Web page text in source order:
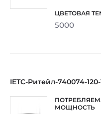
5000
IETC-Ритейл-740074-